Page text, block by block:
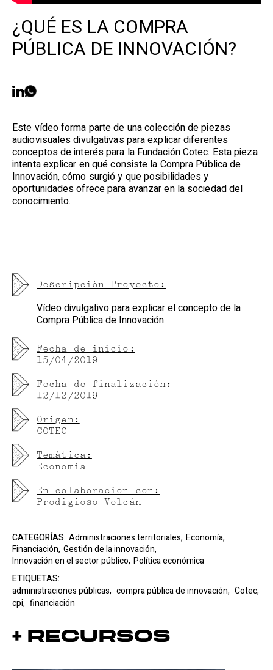
¿QUÉ ES LA COMPRA
PÚBLICA DE INNOVACIÓN?
Este vídeo forma parte de una colección de piezas
audiovisuales divulgativas para explicar diferentes
conceptos de interés para la Fundación Cotec. Esta pieza
intenta explicar en qué consiste la Compra Pública de
Innovación, cómo surgió y que posibilidades y
oportunidades ofrece para avanzar en la sociedad del
conocimiento.
Descripción Proyecto:
Vídeo divulgativo para explicar el concepto de la
Compra Pública de Innovación
Fecha de inicio:
15/04/2019
Fecha de finalización:
12/12/2019
Origen:
COTEC
Temática:
Economía
En colaboración con:
Prodigioso Volcán
CATEGORÍAS: Administraciones territoriales, Economía,
Financiación, Gestión de la innovación,
Innovación en el sector público, Política económica
ETIQUETAS:
administraciones públicas, compra pública de innovación, Cotec,
cpi, financiación
+ Recursos